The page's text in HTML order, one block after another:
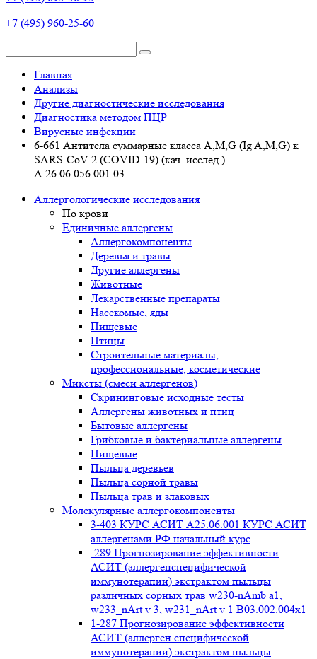
+7 (495) 960-25-60
Главная
Анализы
Другие диагностические исследования
Диагностика методом ПЦР
Вирусные инфекции
6-661 Антитела суммарные класса А,M,G (Ig A,M,G) к
SARS-CoV-2 (COVID-19) (кач. исслед.)
А.26.06.056.001.03
Аллергологические исследования
По крови
Единичные аллергены
Аллергокомпоненты
Деревья и травы
Другие аллергены
Животные
Лекарственные препараты
Насекомые, яды
Пищевые
Птицы
Строительные материалы,
профессиональные, косметические
Миксты (смеси аллергенов)
Cкрининговые исходные тесты
Аллергены животных и птиц
Бытовые аллергены
Грибковые и бактериальные аллергены
Пищевые
Пыльца деревьев
Пыльца сорной травы
Пыльца трав и злаковых
Молекулярные аллергокомпоненты
3-403 КУРС АСИТ А25.06.001 КУРС АСИТ
аллергенами РФ начальный курс
-289 Прогнозирование эффективности
АСИТ (аллергенспецифической
иммунотерапии) экстрактом пыльцы
различных сорных трав w230-nAmb a1,
w233_nArt v 3, w231_nArt v 1 В03.002.004x1
1-287 Прогнозирование эффективности
АСИТ (аллерген специфической
иммунотерапии) экстрактом пыльцы